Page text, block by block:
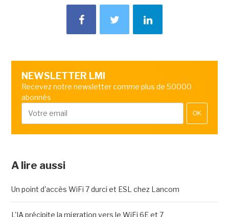
NEWSLETTER LMI
Recevez notre newsletter comme plus de 50000
abonnés
OK
A lire aussi
Un point d'accès WiFi 7 durci et ESL chez Lancom
L'IA précipite la migration vers le WiFi 6E et 7